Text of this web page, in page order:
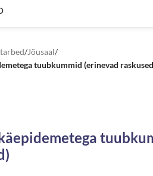
/Jõusaal/
tuubkummid (erinevad